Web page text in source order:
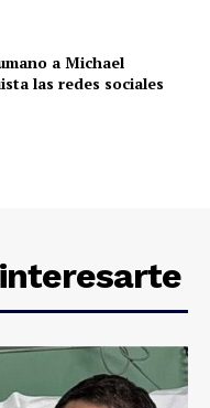
a Michael
las redes sociales